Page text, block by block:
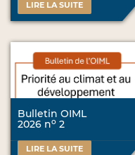
LIRE LA SUITE
Bulletin OIML
2026 no 2
LIRE LA SUITE